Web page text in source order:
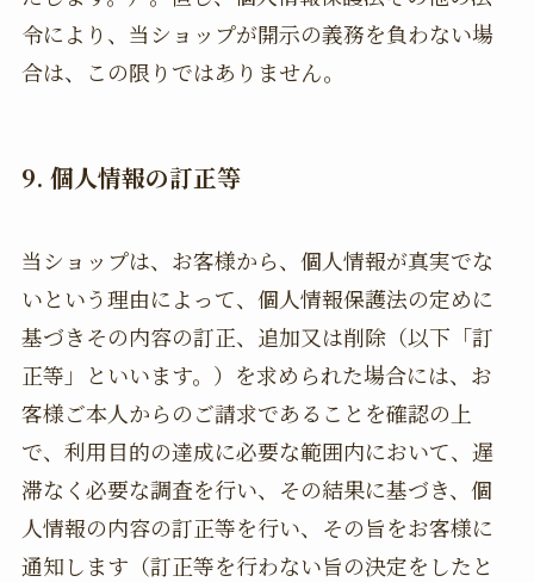
令により、当ショップが開示の義務を負わない場
合は、この限りではありません。
9. 個人情報の訂正等
当ショップは、お客様から、個人情報が真実でな
いという理由によって、個人情報保護法の定めに
基づきその内容の訂正、追加又は削除（以下「訂
正等」といいます。）を求められた場合には、お
客様ご本人からのご請求であることを確認の上
で、利用目的の達成に必要な範囲内において、遅
滞なく必要な調査を行い、その結果に基づき、個
人情報の内容の訂正等を行い、その旨をお客様に
通知します（訂正等を行わない旨の決定をしたと